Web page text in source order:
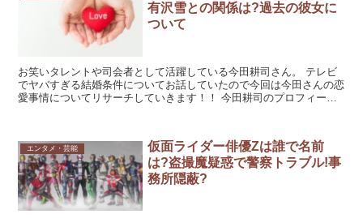
有沢雪との関係は?過去の彼女に
ついて
お笑いタレントや司会者として活躍している今田耕司さん。 テレビ
でヤバすぎる結婚条件についてお話していたので今回は今田さんの恋
愛事情についてリサーチしていきます！！ 今田耕司のプロフィール
エンタメ・芸能
仮面ライダー俳優Zは誰で名前
は?盗撮魔疑惑で警察トラブル!事
務所隠蔽?